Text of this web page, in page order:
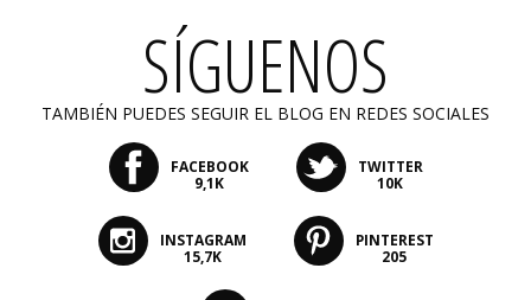
SÍGUENOS
TAMBIÉN PUEDES SEGUIR EL BLOG EN REDES SOCIALES
FACEBOOK
9,1K
TWITTER
10K
INSTAGRAM
15,7K
PINTEREST
205